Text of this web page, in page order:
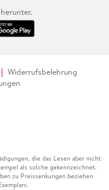
Widerrufsbelehrung
die das Lesen aber nicht
als solche gekennzeichnet.
zu Preissenkungen beziehen